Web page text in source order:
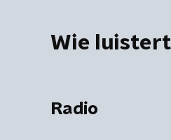
Wie luistert
Radio